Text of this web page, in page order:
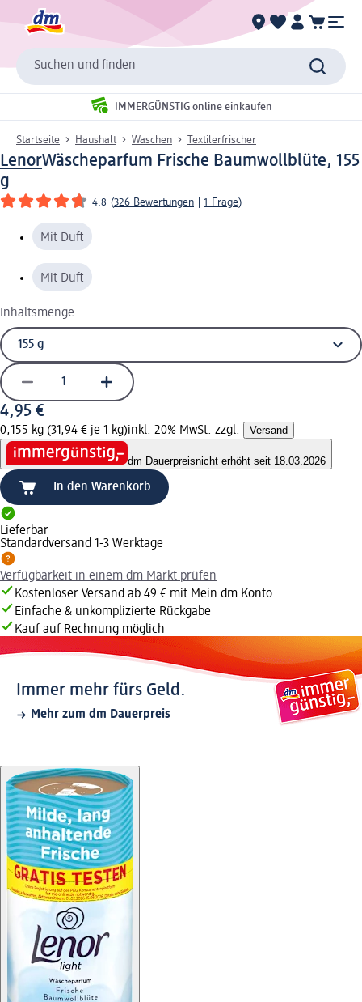
Suchen und finden
IMMERGÜNSTIG online einkaufen
Startseite Haushalt Waschen Textilerfrischer
LenorWäscheparfum Frische Baumwollblüte, 155
g
4.8 (326 Bewertungen 1 Frage)
Mit Duft
Mit Duft
Inhaltsmenge
4,95 €
0,155 kg (31,94 € je 1 kg)inkl. 20% MwSt. zzgl. Versand
dm Dauerpreisnicht erhöht seit 18.03.2026
In den Warenkorb
Lieferbar
Standardversand 1-3 Werktage
Verfügbarkeit in einem dm Markt prüfen
Kostenloser Versand ab 49 € mit Mein dm Konto
Einfache & unkomplizierte Rückgabe
Kauf auf Rechnung möglich
Immer mehr fürs Geld.
Mehr zum dm Dauerpreis